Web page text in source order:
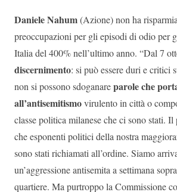
Daniele Nahum(Azione) non ha
preoccupazioni per gli episodi di odio per
Italia del 400% nell’ultimo anno. “Dal 7
discernimento: si può essere duri e critici
non si possono sdoganareparole che
all’antisemitismovirulento in città o
classe politica milanese che ci sono stati.
che esponenti politici della nostra
sono stati richiamati all’ordine. Siamo
un’aggressione antisemita a settimana
quartiere. Ma purtroppo la Commissione